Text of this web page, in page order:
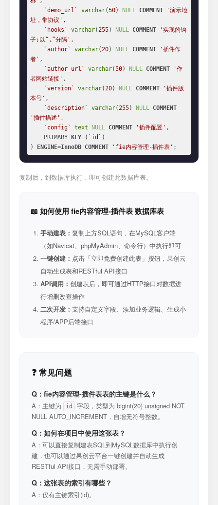
`demo_url`
varchar(50) NULL COMMENT
'演示地
址，带协议' ,
`hooks`
varchar(255) NULL COMMENT
'实现的钩
子;以“,”分隔' ,
`author`
varchar(20) NULL COMMENT
'插件作
者' ,
`author_url`
varchar(50) NULL COMMENT
'作
者网站链接' ,
`version`
varchar(20) NULL COMMENT
'插件版
本号' ,
`description`
varchar(255) NULL COMMENT
'插件描述' ,
`config`
text NULL COMMENT '插件配置' ,
    PRIMARY
KEY ( `id` )
)
ENGINE=InnoDB COMMENT 'fie内容管理-插件表' ;
复制后，到数据库执行，即可创建此数据库表。
📖 如何使用 fie内容管理-插件表 数据库表
手动建表： 复制上方SQL语句，在MySQL客户端
（如Navicat、phpMyAdmin、命令行）中执行即可
一键创建： 点击「立即免费创建此表」按钮，果创云
自动生成表和RESTful API接口
API调用： 创建表后，即可通过HTTP接口对数据进
行增删改查操作
二次开发： 支持自定义字段、添加业务逻辑、生成小
程序/APP后端接口
❓ 常见问题
Q：fie内容管理-插件表表的主键是什么？
A：主键为 id
字段，类型为 bigint(20) unsigned NOT
NULL AUTO_INCREMENT，自增无符号整数。
Q：如何在项目中使用这张表？
A：可以直接复制建表SQL到MySQL数据库中执行创
建，也可以通过果创云平台一键创建并自动生成
RESTful API接口，无需手动部署。
Q：这张表的索引有哪些？
A：仅有主键索引(id)。